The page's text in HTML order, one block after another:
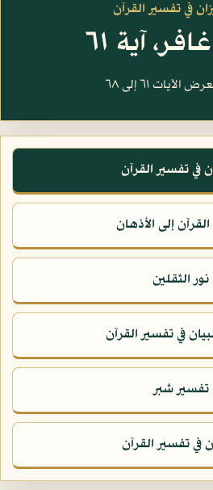
في تفسير القرآن
آية ٦١
٦١ إلى ٦٨
في تفسير القرآن
إلى الأذهان
نور الثقلين
في تفسير القرآن
تفسير شبر
في تفسير القرآن